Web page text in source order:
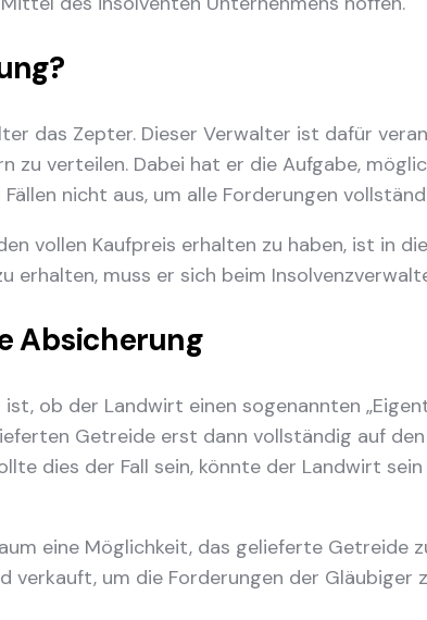
das Zepter. Dieser Verwalter ist dafür
verteilen. Dabei hat er die Aufgabe,
nicht aus, um alle Forderungen
vollen Kaufpreis erhalten zu haben, ist in
erhalten, muss er sich beim
Absicherung
ob der Landwirt einen sogenannten
Getreide erst dann vollständig auf
dies der Fall sein, könnte der Landwirt
eine Möglichkeit, das gelieferte Getreide
verkauft, um die Forderungen der Gläubiger